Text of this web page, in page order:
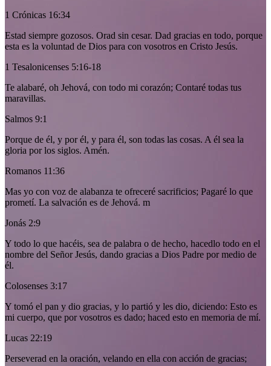
1 Crónicas 16:34
Estad siempre gozosos. Orad sin cesar. Dad gracias en todo, porque
esta es la voluntad de Dios para con vosotros en Cristo Jesús.
1 Tesalonicenses 5:16-18
Te alabaré, oh Jehová, con todo mi corazón; Contaré todas tus
maravillas.
Salmos 9:1
Porque de él, y por él, y para él, son todas las cosas. A él sea la
gloria por los siglos. Amén.
Romanos 11:36
Mas yo con voz de alabanza te ofreceré sacrificios; Pagaré lo que
prometí. La salvación es de Jehová. m
Jonás 2:9
Y todo lo que hacéis, sea de palabra o de hecho, hacedlo todo en el
nombre del Señor Jesús, dando gracias a Dios Padre por medio de
él.
Colosenses 3:17
Y tomó el pan y dio gracias, y lo partió y les dio, diciendo: Esto es
mi cuerpo, que por vosotros es dado; haced esto en memoria de mí.
Lucas 22:19
Perseverad en la oración, velando en ella con acción de gracias;